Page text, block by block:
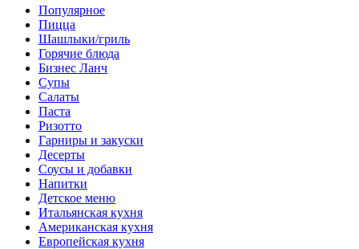
Популярное
Пицца
Шашлыки/гриль
Горячие блюда
Бизнес Ланч
Супы
Салаты
Паста
Ризотто
Гарниры и закуски
Десерты
Соусы и добавки
Напитки
Детское меню
Итальянская кухня
Американская кухня
Европейская кухня